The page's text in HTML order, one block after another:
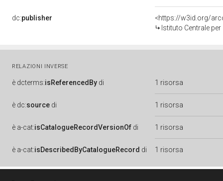
dc:publisher
<https://w3id.org/
Istituto Centrale
RELAZIONI INVERSE
è dcterms:isReferencedBy di 1 risorsa
è dc:source di 1 risorsa
è a-cat:isCatalogueRecordVersionOf di 1 risorsa
è a-cat:isDescribedByCatalogueRecord di 1 risorsa